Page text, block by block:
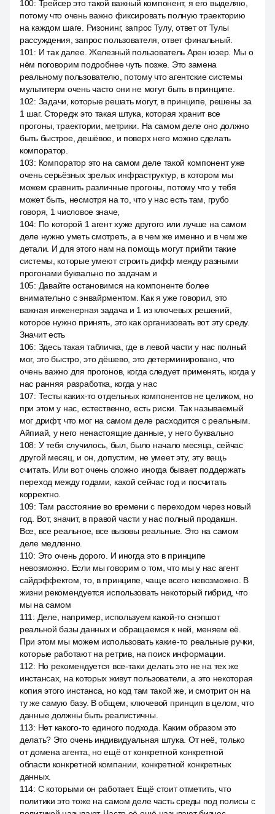
100: Трейсер это такой важный компонент, я его выделяю,
потому что очень важно фиксировать полную траекторию
на каждом шаге. Ризонинг, запрос Тулу, ответ от Тулы
рассуждения, запрос пользователя, ответ финальный.
101 : И так далее. Железный пользователь Арен юзер. Мы о
нём поговорим подробнее чуть позже. Это замена
реальному пользователю, потому что агентские системы
мультитерм очень часто они не могут быть в принципе.
102: Задачи, которые решать могут, в принципе, решены за
1 шаг. Сторедж это такая штука, которая хранит все
прогоны, траектории, метрики. На самом деле оно должно
быть быстрое, дешёвое, и поверх него можно сделать
компоратор.
103: Компоратор это на самом деле такой компонент уже
очень серьёзных зрелых инфраструктур, в котором мы
можем сравнить различные прогоны, потому что у тебя
может быть, несмотря на то, что у нас есть там, грубо
говоря, 1 числовое значе,
104: По которой 1 агент хуже другого или лучше на самом
деле нужно уметь смотреть, а в чем же именно и в чем же
детали. И для этого нам на помощь могут прийти такие
системы, которые умеют строить дифф между разными
прогонами буквально по задачам и
105: Давайте остановимся на компоненте более
внимательно с энвайрментом. Как я уже говорил, это
важная инженерная задача и 1 из ключевых решений,
которое нужно принять, это как организовать вот эту среду.
Значит есть
106: Здесь такая табличка, где в левой части у нас полный
мог, это быстро, это дёшево, это детерминировано, что
очень важно для прогонов, когда следует применять, когда у
нас ранняя разработка, когда у нас
107: Тесты каких-то отдельных компонентов не целиком, но
при этом у нас, естественно, есть риски. Так называемый
мог дрифт, что мог на самом деле расходится с реальным.
Айпиай, у него ненастоящие данные, у него буквально
108: У тебя случилось, был, было начало месяца, сейчас
другой месяц, и он, допустим, не умеет эту, эту вещь
считать. Или вот очень сложно иногда бывает поддержать
переход между годами, какой сейчас год и посчитать
корректно.
109: Там расстояние во времени с переходом через новый
год. Вот, значит, в правой части у нас полный продакшн.
Все, все реальное, все вызовы реальные. Это на самом
деле медленно.
110: Это очень дорого. И иногда это в принципе
невозможно. Если мы говорим о том, что мы у нас агент
сайдэффектом, то, в принципе, чаще всего невозможно. В
жизни рекомендуется использовать некоторый гибрид, что
мы на самом
111 : Деле, например, используем какой-то снэпшот
реальной базы данных и обращаемся к ней, меняем её.
При этом мы можем использовать какие-то реальные ручки,
которые работают на ретрив, на поиск информации.
112: Но рекомендуется все-таки делать это не на тех же
инстансах, на которых живут пользователи, а это некоторая
копия этого инстанса, но код там такой же, и смотрит он на
ту же самую базу. В общем, ключевой принцип в целом, что
данные должны быть реалистичны.
113: Нет какого-то единого подхода. Каким образом это
делать? Это очень индивидуальная штука. От неё, только
от домена агента, но ещё от конкретной конкретной
области конкретной компании, конкретной конкретных
данных.
114: С которыми он работает. Ещё стоит отметить, что
политики это тоже на самом деле часть среды под полисы с